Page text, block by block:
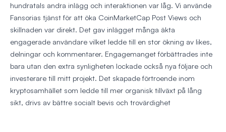
hundratals andra inlägg och interaktionen var låg. Vi använde
Fansorias tjänst för att öka CoinMarketCap Post Views och
skillnaden var direkt. Det gav inlägget många äkta
engagerade användare vilket ledde till en stor ökning av likes,
delningar och kommentarer. Engagemanget förbättrades inte
bara utan den extra synligheten lockade också nya följare och
investerare till mitt projekt. Det skapade förtroende inom
kryptosamhället som ledde till mer organisk tillväxt på lång
sikt, drivs av bättre socialt bevis och trovärdighet